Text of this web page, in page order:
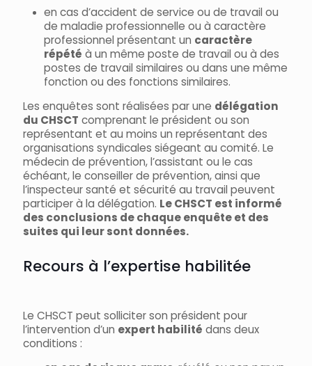
en cas d’accident de service ou de travail ou
de maladie professionnelle ou à caractère
professionnel présentant un caractère
répété à un même poste de travail ou à des
postes de travail similaires ou dans une même
fonction ou des fonctions similaires.
Les enquêtes sont réalisées par une délégation
du CHSCT comprenant le président ou son
représentant et au moins un représentant des
organisations syndicales siégeant au comité. Le
médecin de prévention, l’assistant ou le cas
échéant, le conseiller de prévention, ainsi que
l’inspecteur santé et sécurité au travail peuvent
participer à la délégation. Le CHSCT est informé
des conclusions de chaque enquête et des
suites qui leur sont données.
Recours à l’expertise habilitée
Le CHSCT peut solliciter son président pour
l’intervention d’un expert habilité dans deux
conditions :